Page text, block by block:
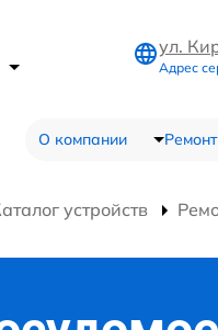
ул.
Адрес
О компании
устройств